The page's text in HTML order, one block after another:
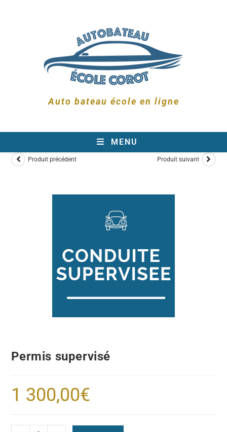
Auto bateau école en ligne
MENU
Produit précédent Produit suivant
Permis supervisé
1 300,00€